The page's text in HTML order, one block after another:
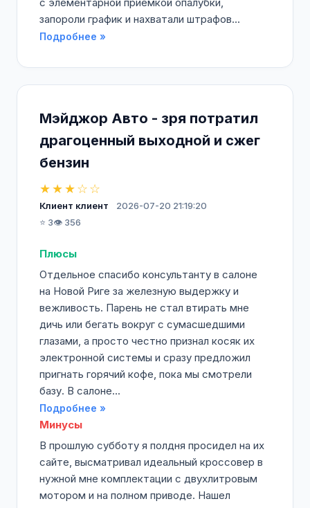
запороли график и нахватали штрафов...
Подробнее »
Мэйджор Авто - зря потратил
драгоценный выходной и сжег
бензин
★★★☆☆
Клиент клиент
2026-07-20 21:19:20
⭐ 3👁️ 356
Плюсы
Отдельное спасибо консультанту в салоне
на Новой Риге за железную выдержку и
вежливость. Парень не стал втирать мне
дичь или бегать вокруг с сумасшедшими
глазами, а просто честно признал косяк их
электронной системы и сразу предложил
пригнать горячий кофе, пока мы смотрели
базу. В салоне...
Подробнее »
Минусы
В прошлую субботу я полдня просидел на их
сайте, высматривал идеальный кроссовер в
нужной мне комплектации с двухлитровым
мотором и на полном приводе. Нашел